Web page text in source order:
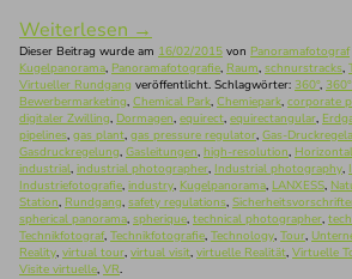
Weiterlesen →
Dieser Beitrag wurde am 16/02/2015 von Panoramafotograf
Kugelpanorama, Panoramafotografie, Raum, schnurstracks,
Virtueller Rundgang veröffentlicht. Schlagwörter: 360°,
Bewerbermarketing, Chemical Park, Chemiepark, corporate
digitaler Zwilling, Dormagen, equirect, equirectangular,
pipelines, gas plant, gas pressure regulator, Gas-
Gasdruckregelung, Gasleitungen, high-resolution, Horizontal
industrial, industrial photographer, Industrial photography,
Industriefotografie, industry, Kugelpanorama, LANXESS,
Station, Rundgang, safety regulations,
spherical panorama, spherique, technical photographer,
Technikfotograf, Technikfotografie, Technology, Tour,
Reality, virtual tour, virtual visit, virtuelle Realität, Virtuelle
Visite virtuelle, VR.